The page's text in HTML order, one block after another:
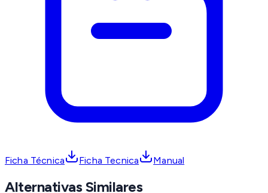
Ficha Técnica Ficha Tecnica Manual
Alternativas Similares